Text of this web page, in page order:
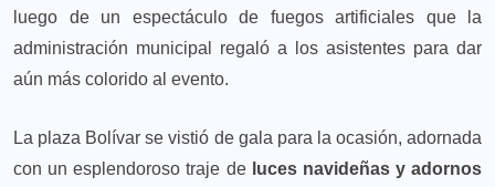
luego de un espectáculo de fuegos artificiales que la
administración municipal regaló a los asistentes para dar
aún más colorido al evento.
La plaza Bolívar se vistió de gala para la ocasión, adornada
con un esplendoroso traje deluces navideñas y adornos